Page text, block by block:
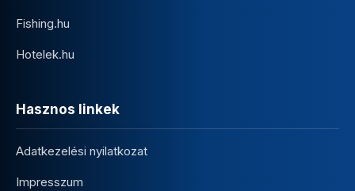
Fishing.hu
Hotelek.hu
Hasznos linkek
Adatkezelési nyilatkozat
Impresszum